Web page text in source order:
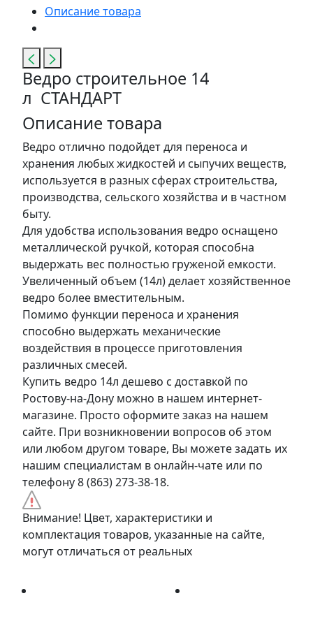
Описание товара
Ведро строительное 14
л СТАНДАРТ
Описание товара
Ведро отлично подойдет для переноса и
хранения любых жидкостей и сыпучих веществ,
используется в разных сферах строительства,
производства, сельского хозяйства и в частном
быту.
Для удобства использования ведро оснащено
металлической ручкой, которая способна
выдержать вес полностью груженой емкости.
Увеличенный объем (14л) делает хозяйственное
ведро более вместительным.
Помимо функции переноса и хранения
способно выдержать механические
воздействия в процессе приготовления
различных смесей.
Купить ведро 14л дешево с доставкой по
Ростову-на-Дону можно в нашем интернет-
магазине. Просто оформите заказ на нашем
сайте. При возникновении вопросов об этом
или любом другом товаре, Вы можете задать их
нашим специалистам в онлайн-чате или по
телефону 8 (863) 273-38-18.
Внимание! Цвет, характеристики и
комплектация товаров, указанные на сайте,
могут отличаться от реальных